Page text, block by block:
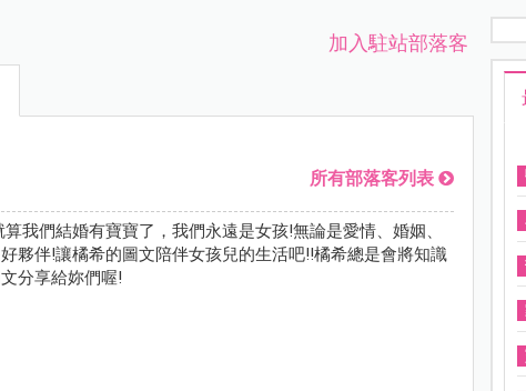
加入駐站部落客
所有部落客列表
我們結婚有寶寶了，我們永遠是女孩!無論是愛情、婚姻、
夥伴!讓橘希的圖文陪伴女孩兒的生活吧!!橘希總是會將知識
分享給妳們喔!